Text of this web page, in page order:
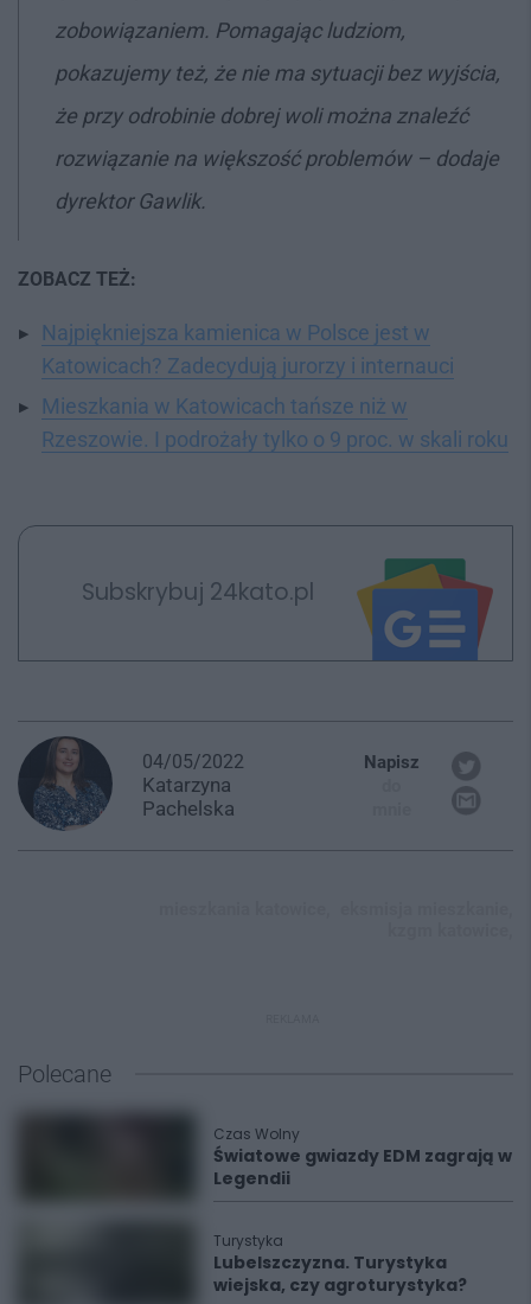
zobowiązaniem. Pomagając ludziom,
pokazujemy też, że nie ma sytuacji bez wyjścia,
że przy odrobinie dobrej woli można znaleźć
rozwiązanie na większość problemów– dodaje
dyrektor Gawlik.
ZOBACZ TEŻ:
Najpiękniejsza kamienica w Polsce jest w
Katowicach? Zadecydują jurorzy i internauci
Mieszkania w Katowicach tańsze niż w
Rzeszowie. I podrożały tylko o 9 proc. w skali roku
Subskrybuj 24kato.pl
04/05/2022
Katarzyna
Pachelska
Napisz
Polecane
Czas Wolny
Światowe gwiazdy EDM zagrają w
Legendii
Turystyka
Lubelszczyzna. Turystyka
wiejska, czy agroturystyka?